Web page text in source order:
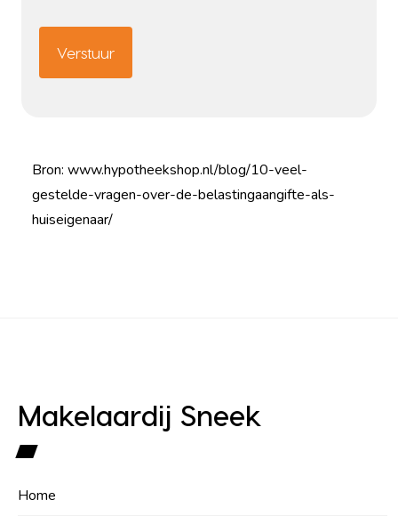
Bron: www.hypotheekshop.nl/blog/10-veel-
gestelde-vragen-over-de-belastingaangifte-als-
huiseigenaar/
Makelaardij Sneek
Home